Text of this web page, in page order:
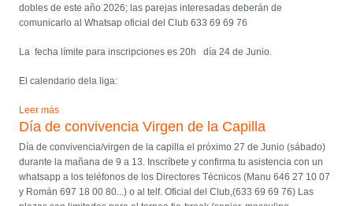
dobles de este año 2026; las parejas interesadas deberán de
comunicarlo al Whatsap oficial del Club 633 69 69 76
La fecha límite para inscripciones es 20h día 24 de Junio.
El calendario dela liga:
Leer más
Día de convivencia Virgen de la Capilla
Día de convivencia/virgen de la capilla el próximo 27 de Junio (sábado)
durante la mañana de 9 a 13. Inscríbete y confirma tu asistencia con un
whatsapp a los teléfonos de los Directores Técnicos (Manu 646 27 10 07
y Román 697 18 00 80...) o al telf. Oficial del Club,(633 69 69 76) Las